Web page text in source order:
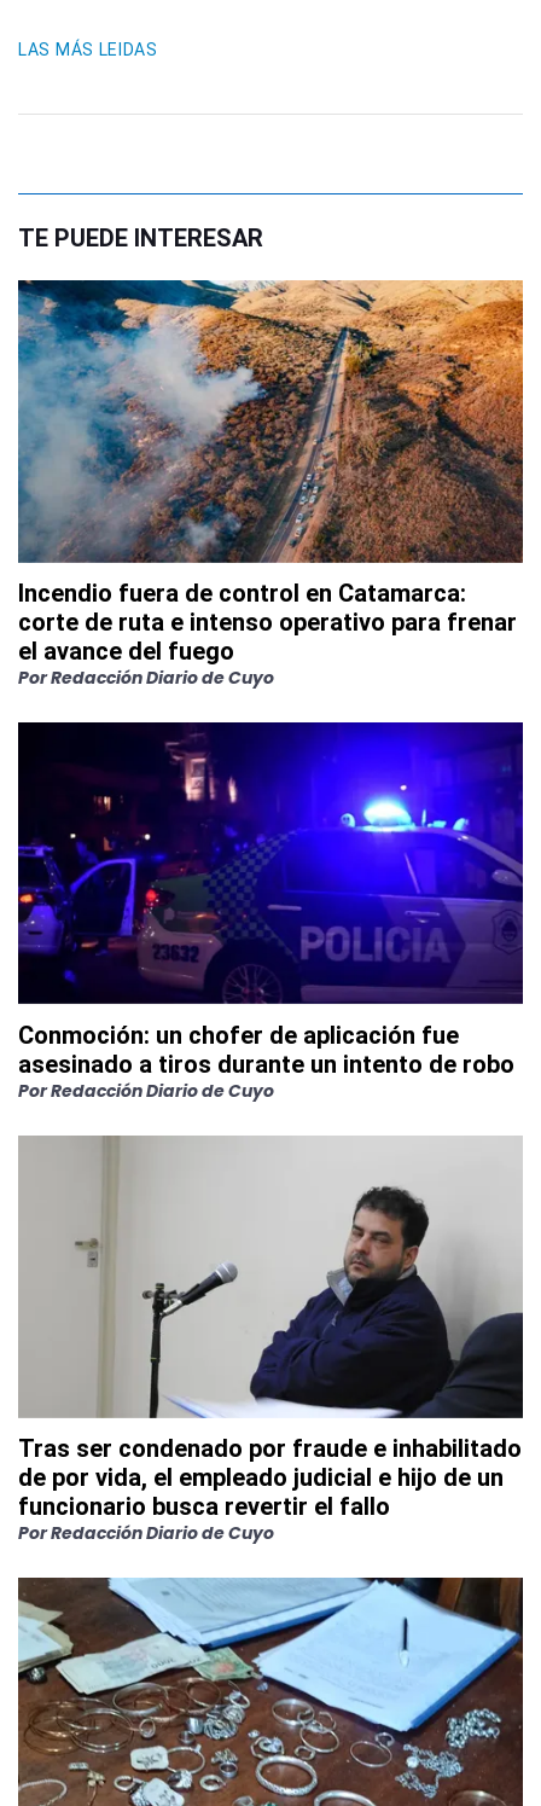
LAS MÁS LEIDAS
TE PUEDE INTERESAR
Incendio fuera de control en Catamarca:
corte de ruta e intenso operativo para frenar
el avance del fuego
PorRedacción Diario de Cuyo
Conmoción: un chofer de aplicación fue
asesinado a tiros durante un intento de robo
PorRedacción Diario de Cuyo
Tras ser condenado por fraude e inhabilitado
de por vida, el empleado judicial e hijo de un
funcionario busca revertir el fallo
PorRedacción Diario de Cuyo